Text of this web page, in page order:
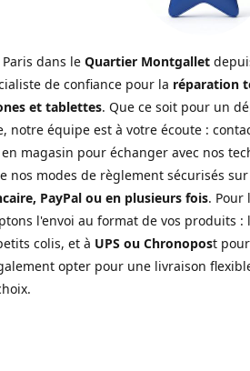
dans le Quartier Montgallet
de confiance pour la réparation
et tablettes. Que ce soit pour un
notre équipe est à votre écoute :
magasin pour échanger avec nos
nos modes de règlement sécurisés
PayPal ou en plusieurs fois. Pour
l'envoi au format de vos produits :
colis, et à UPS ou Chronopost
opter pour une livraison